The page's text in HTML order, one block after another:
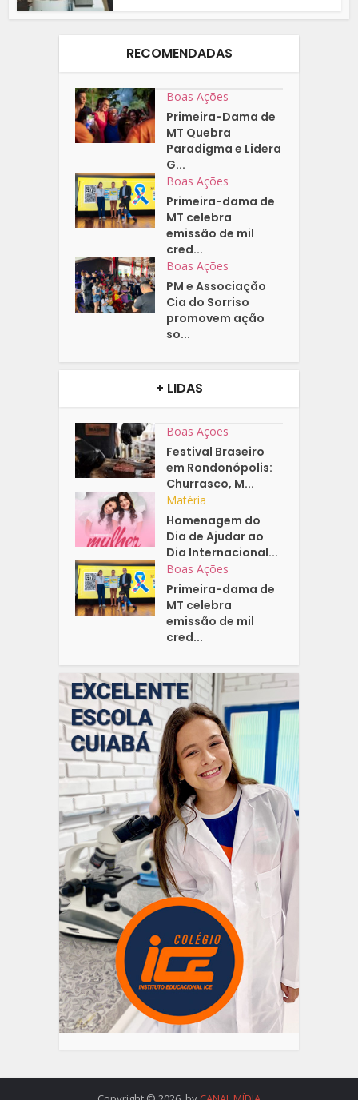
RECOMENDADAS
Boas Ações
Primeira-Dama de
MT Quebra
Paradigma e Lidera
G...
Boas Ações
Primeira-dama de
MT celebra
emissão de mil
cred...
Boas Ações
PM e Associação
Cia do Sorriso
promovem ação
so...
+ LIDAS
Boas Ações
Festival Braseiro
em Rondonópolis:
Churrasco, M...
Matéria
Homenagem do
Dia de Ajudar ao
Dia Internacional...
Boas Ações
Primeira-dama de
MT celebra
emissão de mil
cred...